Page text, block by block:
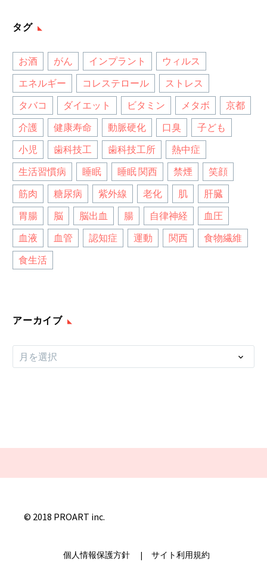
タグ
お酒 がん インプラント
ウィルス
エネルギー
コレステロール
ストレス
タバコ
ダイエット ビタミン メタボ
京都
介護
健康寿命 動脈硬化 口臭
子ども
小児
歯科技工 歯科技工所
熱中症
生活習慣病
睡眠 睡眠 関西 禁煙
笑顔
筋肉
糖尿病 紫外線 老化 肌
肝臓
胃腸
脳 脳出血 腸 自律神経
血圧
血液
血管 認知症 運動 関西
食物繊維
食生活
アーカイブ
ー
月を選択
© 2018 PROART inc.
個人情報保護方針 | サイト利用規約